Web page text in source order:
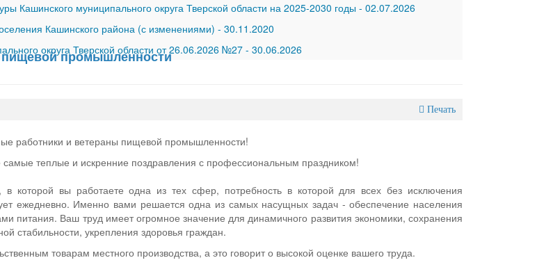
Кашинского муниципального округа Тверской области на 2025-2030 годы - 02.07.2026
Кашинского района (с изменениями) - 30.11.2020
округа Тверской области от 26.06.2026 №27 - 30.06.2026
пищевой промышленности
Печать
работники и ветераны пищевой промышленности!
теплые и искренние поздравления с профессиональным праздником!
в которой вы работаете одна из тех сфер, потребность в которой для всех без исключения
ежедневно. Именно вами решается одна из самых насущных задач - обеспечение населения
питания. Ваш труд имеет огромное значение для динамичного развития экономики, сохранения
стабильности, укрепления здоровья граждан.
товарам местного производства, а это говорит о высокой оценке вашего труда.